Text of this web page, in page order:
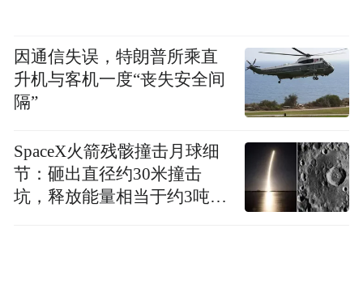
因通信失误，特朗普所乘直
升机与客机一度“丧失安全间
隔”
SpaceX火箭残骸撞击月球细
节：砸出直径约30米撞击
坑，释放能量相当于约3吨